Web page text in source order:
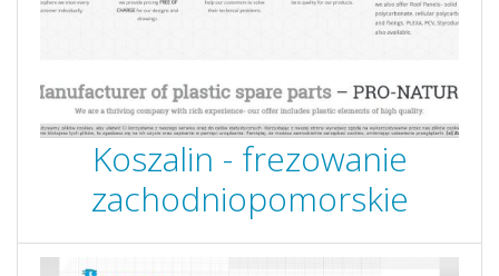
Koszalin - frezowanie
zachodniopomorskie